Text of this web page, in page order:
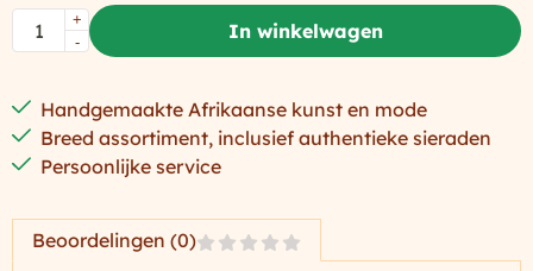
Aantal
+
-
In winkelwagen
Handgemaakte Afrikaanse kunst en mode
Breed assortiment, inclusief authentieke sieraden
Persoonlijke service
Beoordelingen (0)